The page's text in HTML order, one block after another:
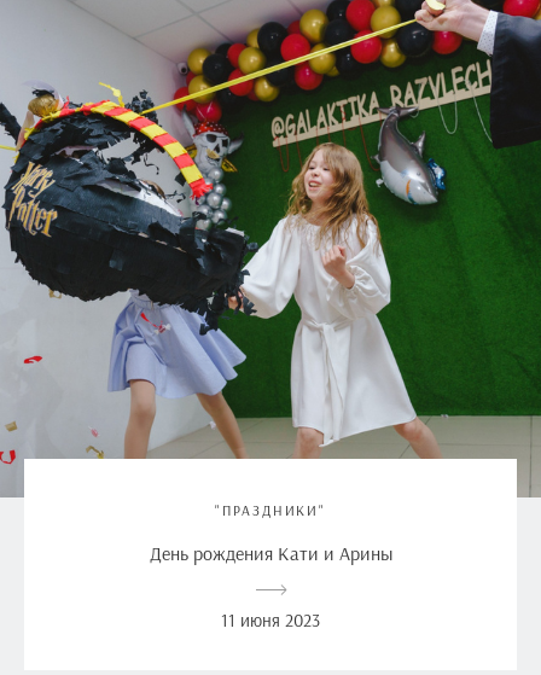
"ПРАЗДНИКИ"
День рождения Кати и Арины
11 июня 2023